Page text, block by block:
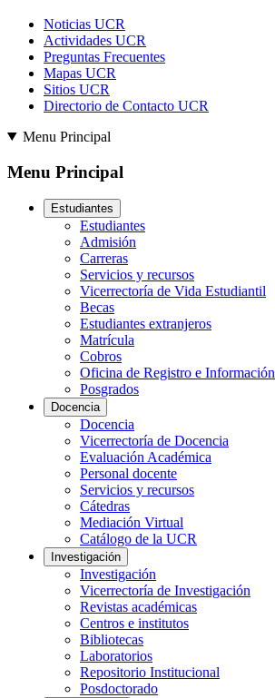
Noticias UCR
Actividades UCR
Preguntas Frecuentes
Mapas UCR
Sitios UCR
Directorio de Contacto UCR
Menu Principal
Menu Principal
Estudiantes
Estudiantes
Admisión
Carreras
Servicios y recursos
Vicerrectoría de Vida Estudiantil
Becas
Estudiantes extranjeros
Matrícula
Cobros
Oficina de Registro e Información
Posgrados
Docencia
Docencia
Vicerrectoría de Docencia
Evaluación Académica
Personal docente
Servicios y recursos
Cátedras
Mediación Virtual
Catálogo de la UCR
Investigación
Investigación
Vicerrectoría de Investigación
Revistas académicas
Centros e institutos
Bibliotecas
Laboratorios
Repositorio Institucional
Posdoctorado